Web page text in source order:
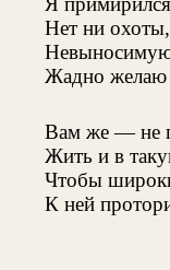
Нет ни
Жадно желаю
Вам же — не
Жить и в
Чтобы
К ней